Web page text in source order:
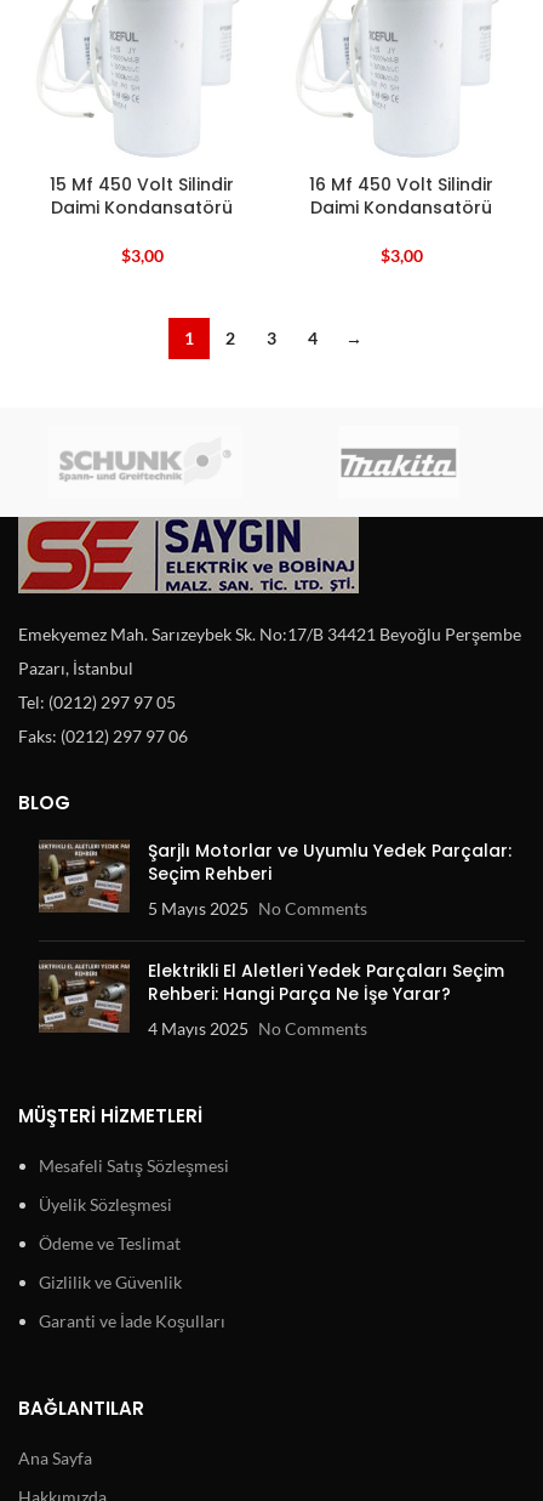
15 Mf 450 Volt Silindir
Daimi Kondansatörü
$3,00
16 Mf 450 Volt Silindir
Daimi Kondansatörü
$3,00
1 2 3 4 →
Emekyemez Mah. Sarızeybek Sk. No:17/B 34421 Beyoğlu Perşembe
Pazarı, İstanbul
Tel: (0212) 297 97 05
Faks: (0212) 297 97 06
BLOG
Şarjlı Motorlar ve Uyumlu Yedek Parçalar:
Seçim Rehberi
5 Mayıs 2025 No Comments
Elektrikli El Aletleri Yedek Parçaları Seçim
Rehberi: Hangi Parça Ne İşe Yarar?
4 Mayıs 2025 No Comments
MÜŞTERI HIZMETLERI
Mesafeli Satış Sözleşmesi
Üyelik Sözleşmesi
Ödeme ve Teslimat
Gizlilik ve Güvenlik
Garanti ve İade Koşulları
BAĞLANTILAR
Ana Sayfa
Hakkımızda